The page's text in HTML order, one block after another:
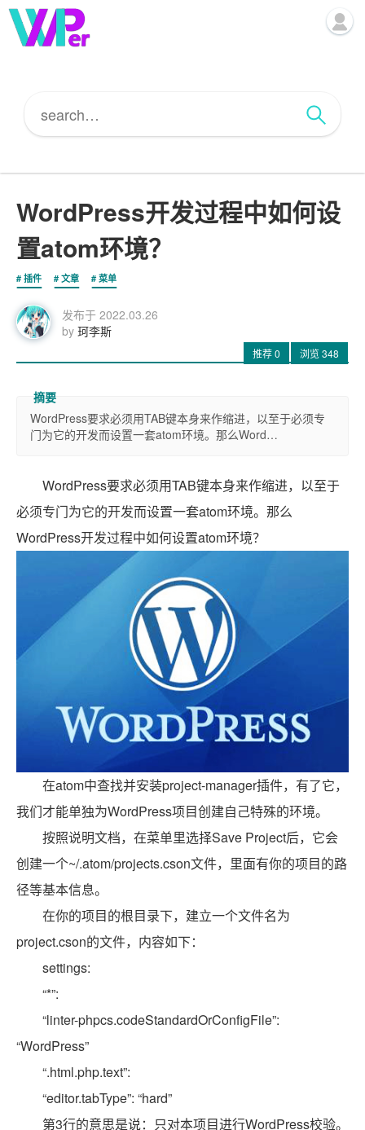
WordPress开发过程中如何设
置atom环境？
插件 文章 菜单
发布于 2022.03.26
by 珂李斯
推荐0 浏览348
WordPress要求必须用TAB键本身来作缩进，以至于必须专
门为它的开发而设置一套atom环境。那么Word…
WordPress要求必须用TAB键本身来作缩进，以至于
必须专门为它的开发而设置一套atom环境。那么
WordPress开发过程中如何设置atom环境？
在atom中查找并安装project-manager插件，有了它，
我们才能单独为WordPress项目创建自己特殊的环境。
按照说明文档，在菜单里选择Save Project后，它会
创建一个~/.atom/projects.cson文件，里面有你的项目的路
径等基本信息。
在你的项目的根目录下，建立一个文件名为
project.cson的文件，内容如下：
settings:
“*”:
“linter-phpcs.codeStandardOrConfigFile”:
“WordPress”
“.html.php.text”:
“editor.tabType”: “hard”
第3行的意思是说：只对本项目进行WordPress校验。